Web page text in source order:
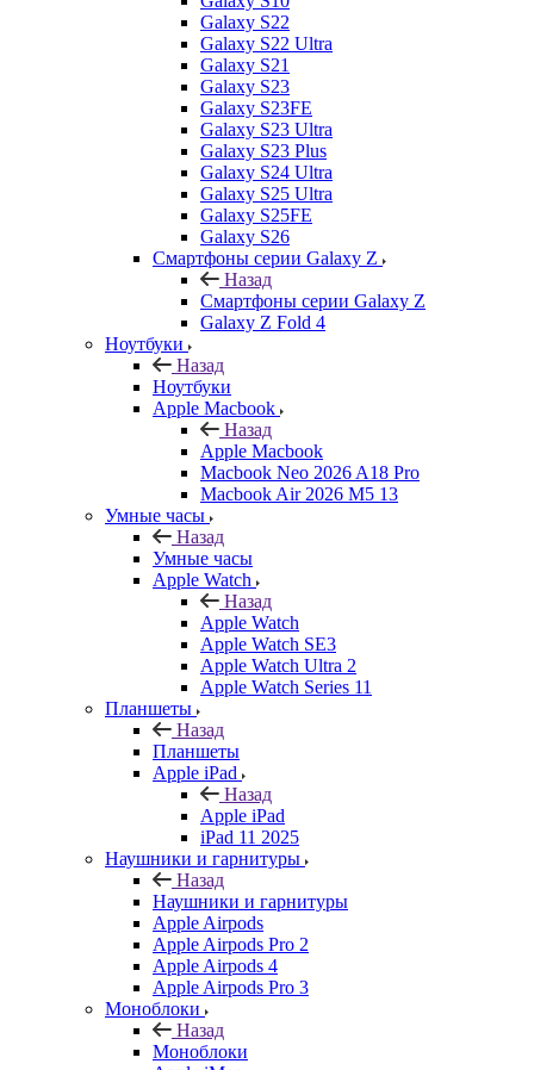
Galaxy S22
Galaxy S22 Ultra
Galaxy S21
Galaxy S23
Galaxy S23FE
Galaxy S23 Ultra
Galaxy S23 Plus
Galaxy S24 Ultra
Galaxy S25 Ultra
Galaxy S25FE
Galaxy S26
Смартфоны серии Galaxy Z
Назад
Смартфоны серии Galaxy Z
Galaxy Z Fold 4
Ноутбуки
Назад
Ноутбуки
Apple Macbook
Назад
Apple Macbook
Macbook Neo 2026 A18 Pro
Macbook Air 2026 M5 13
Умные часы
Назад
Умные часы
Apple Watch
Назад
Apple Watch
Apple Watch SE3
Apple Watch Ultra 2
Apple Watch Series 11
Планшеты
Назад
Планшеты
Apple iPad
Назад
Apple iPad
iPad 11 2025
Наушники и гарнитуры
Назад
Наушники и гарнитуры
Apple Airpods
Apple Airpods Pro 2
Apple Airpods 4
Apple Airpods Pro 3
Моноблоки
Назад
Моноблоки